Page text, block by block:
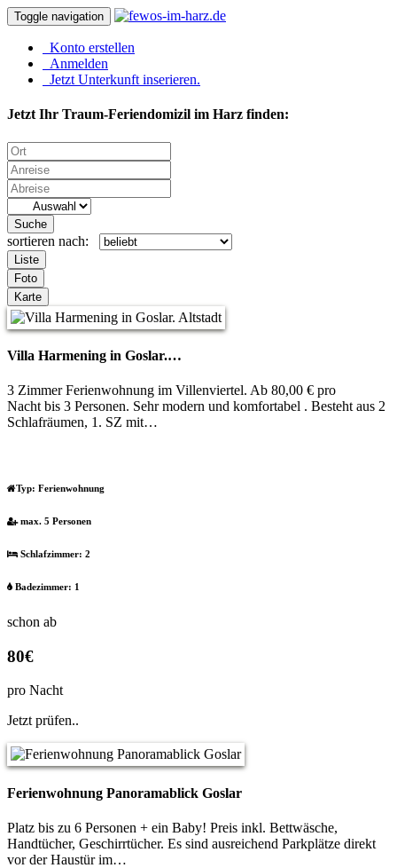
Toggle navigation
Konto erstellen
Anmelden
Jetzt Unterkunft inserieren.
Jetzt Ihr Traum-Feriendomizil im Harz finden:
Suche
sortieren nach:
Liste
Foto
Karte
Villa Harmening in Goslar.…
3 Zimmer Ferienwohnung im Villenviertel. Ab 80,00 € pro
Nacht bis 3 Personen. Sehr modern und komfortabel . Besteht aus 2
Schlafräumen, 1. SZ mit…
Typ: Ferienwohnung
max. 5 Personen
Schlafzimmer: 2
Badezimmer: 1
schon ab
80€
pro Nacht
Jetzt prüfen..
Ferienwohnung Panoramablick Goslar
Platz bis zu 6 Personen + ein Baby! Preis inkl. Bettwäsche,
Handtücher, Geschirrtücher. Es sind ausreichend Parkplätze direkt
vor der Haustür im…